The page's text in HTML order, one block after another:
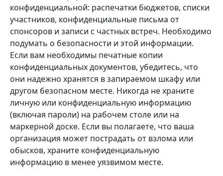
конфиденциальной: распечатки бюджетов, списки
участников, конфиденциальные письма от
спонсоров и записи с частных встреч. Необходимо
подумать о безопасности и этой информации.
Если вам необходимы печатные копии
конфиденциальных документов, убедитесь, что
они надежно хранятся в запираемом шкафу или
другом безопасном месте. Никогда не храните
личную или конфиденциальную информацию
(включая пароли) на рабочем столе или на
маркерной доске. Если вы полагаете, что ваша
организация может пострадать от взлома или
обысков, храните конфиденциальную
информацию в менее уязвимом месте.